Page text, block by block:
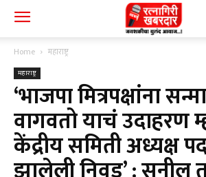
Home महाराष्ट्र
महाराष्ट्र
‘भाजपा मित्रपक्षांना
वागवतो याचं उदाहरण
केंद्रीय समिती अध्यक्ष